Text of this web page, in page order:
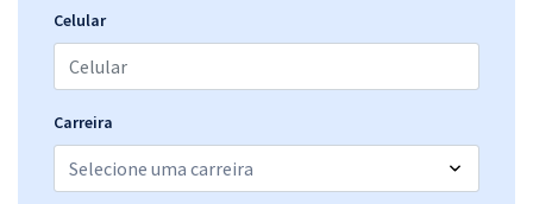
Celular
Carreira